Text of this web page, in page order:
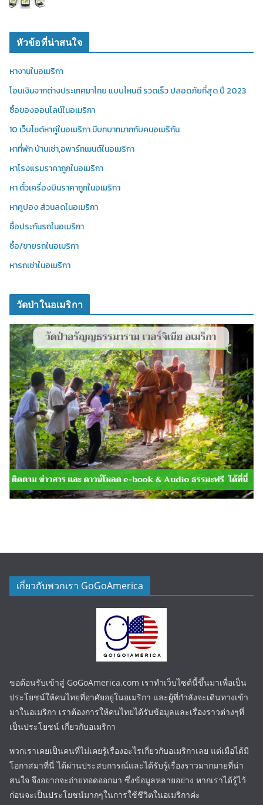
หัวข้อที่น่าสนใจ
หางานในอเมริกา
โอนเงินจากต่างประเทศมาไทย แบบไหนดี รวดเร็ว ปลอดภัยที่สุด ปี 2023
ซื้อของออนไลน์ในอเมริกา
10 เว็บไซต์หาคู่ในอเมริกา มีบทบาทมากกับคนอเมริกัน
หาที่พัก บ้านเช่า,อพาร์ทเมนต์ในอเมริกา
หาโรงแรมราคาถูกในอเมริกา
หา ตั๋วเครื่องบินราคาถูกในอเมริกา
หาคูปอง ส่วนลดในอเมริกา
ซื้อประกันรถในอเมริกา
ซื้อ/ขายรถในอเมริกา
หารถเช่าในอเมริกา
วัดป่าในอเมริกา
เกี่ยวกับพวกเรา GoGoAmerica
ขอต้อนรับเข้าสู่ GoGoAmerica.com เราทำเว็บไซต์นี้ขึ้นมาเพื่อเป็น
ประโยชน์ให้คนไทยที่อาศัยอยู่ในอเมริกา และผู้ที่กำลังจะเดินทางเข้า
มาในอเมริกา เราต้องการให้คนไทยได้รับข้อมูลและเรื่องราวต่างๆที่
เป็นประโยชน์ เกี่ยวกับอเมริกา
พวกเราเคยเป็นคนที่ไม่เคยรู้เรื่องอะไรเกี่ยวกับอเมริกาเลย แต่เมื่อได้มี
โอกาสมาที่นี่ ได้ผ่านประสบการณ์และได้รับรู้เรื่องราวมากมายที่น่า
สนใจ จึงอยากจะถ่ายทอดออกมา ซึ่งข้อมูลหลายอย่าง หากเราได้รู้ไว้
ก่อนจะเป็นประโยชน์มากๆในการใช้ชีวิตในอเมริกาค่ะ